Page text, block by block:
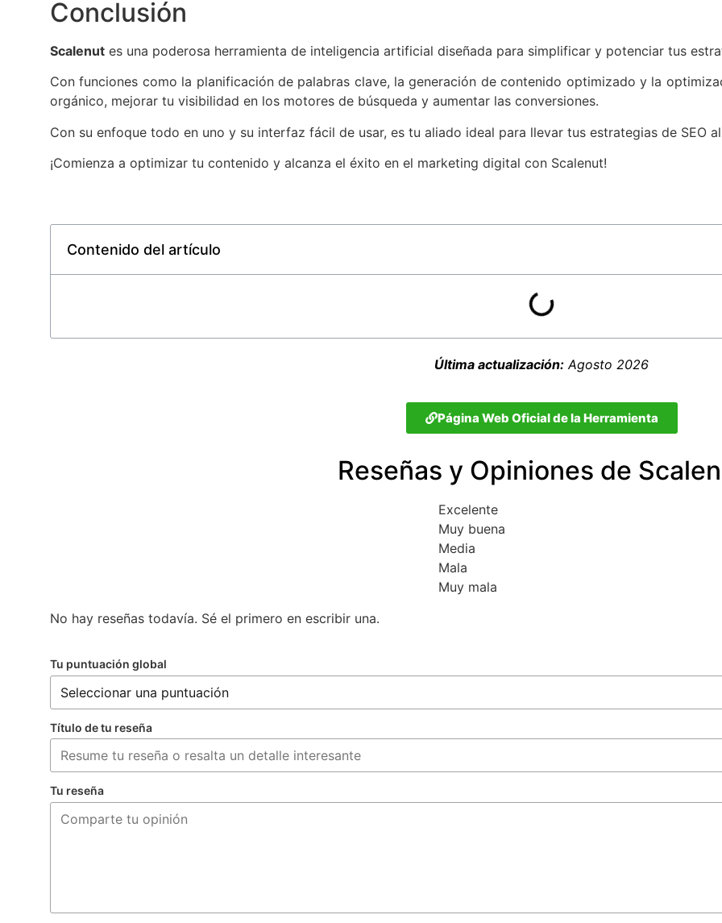
Conclusión
Scalenut es una poderosa herramienta de inteligencia artificial diseñada para simplificar y potenciar tus
Con funciones como la planificación de palabras clave, la generación de contenido optimizado y la
orgánico, mejorar tu visibilidad en los motores de búsqueda y aumentar las conversiones.
Con su enfoque todo en uno y su interfaz fácil de usar, es tu aliado ideal para llevar tus estrategias de SEO
¡Comienza a optimizar tu contenido y alcanza el éxito en el marketing digital con Scalenut!
Contenido del artículo
Última actualización: Agosto 2026
Página Web Oficial de la Herramienta
Reseñas y Opiniones de
Excelente
Muy buena
Media
Mala
Muy mala
No hay reseñas todavía. Sé el primero en escribir una.
Tu puntuación global
Título de tu reseña
Tu reseña